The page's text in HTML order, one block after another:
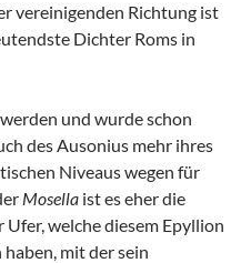
vereinigenden Richtung ist
Dichter Roms in
und wurde schon
des Ausonius mehr ihres
Niveaus wegen für
Mosella ist es eher die
Ufer, welche diesem Epyllion
mit der sein